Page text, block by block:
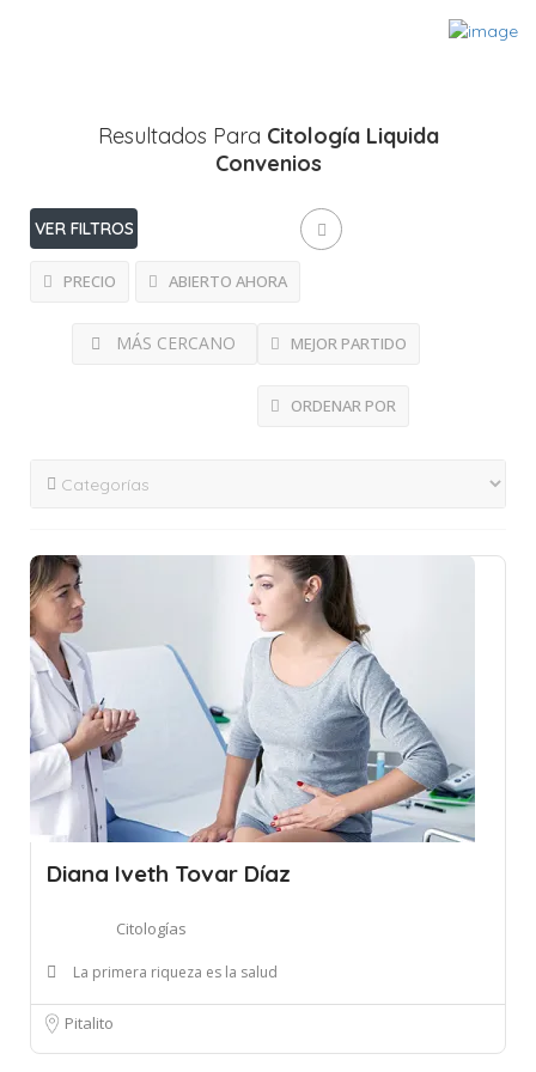
Resultados Para Citología Liquida
Convenios
VER FILTROS
PRECIO ABIERTO AHORA
MÁS CERCANO MEJOR PARTIDO
ORDENAR POR
Diana Iveth Tovar Díaz
Citologías
La primera riqueza es la salud
Pitalito